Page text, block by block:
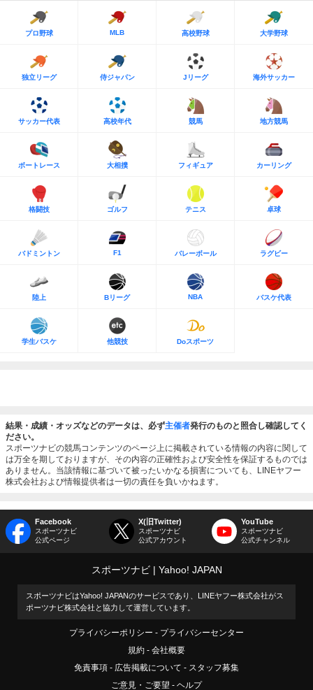
プロ野球 MLB 高校野球 大学野球
独立リーグ 侍ジャパン Jリーグ 海外サッカー
サッカー代表 高校年代 競馬 地方競馬
ボートレース 大相撲 フィギュア カーリング
格闘技 ゴルフ テニス 卓球
バドミントン F1 バレーボール ラグビー
陸上 Bリーグ NBA バスケ代表
学生バスケ 他競技 Doスポーツ
結果・成績・オッズなどのデータは、必ず主催者発行のものと照合し確認してく
ださい。
スポーツナビの競馬コンテンツのページ上に掲載されている情報の内容に関して
は万全を期しておりますが、その内容の正確性および安全性を保証するものでは
ありません。当該情報に基づいて被ったいかなる損害についても、LINEヤフー
株式会社および情報提供者は一切の責任を負いかねます。
Facebook
スポーツナビ
公式ページ
X(旧Twitter)
スポーツナビ
公式アカウント
YouTube
スポーツナビ
公式チャンネル
スポーツナビ Yahoo! JAPAN
スポーツナビはYahoo! JAPANのサービスであり、LINEヤフー株式会社がス
ポーツナビ株式会社と協力して運営しています。
プライバシーポリシー
プライバシーセンター
規約
会社概要
免責事項
広告掲載について
スタッフ募集
ご意見・ご要望
ヘルプ